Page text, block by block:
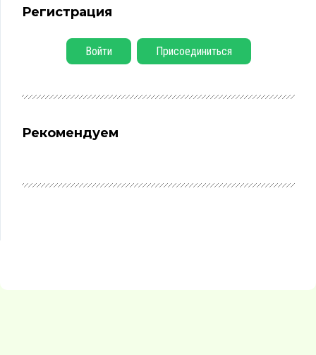
Регистрация
Войти Присоединиться
Рекомендуем